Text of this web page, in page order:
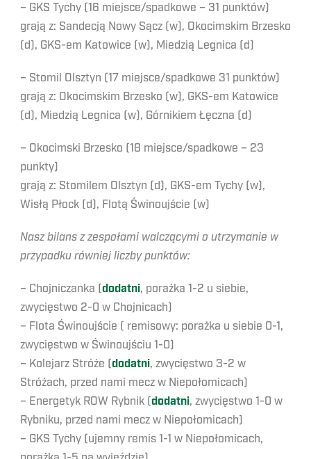
– GKS Tychy (16 miejsce/spadkowe – 31 punktów)
grają z: Sandecją Nowy Sącz (w), Okocimskim Brzesko
(d), GKS-em Katowice (w), Miedzią Legnica (d)
– Stomil Olsztyn (17 miejsce/spadkowe 31 punktów)
grają z: Okocimskim Brzesko (w), GKS-em Katowice
(d), Miedzią Legnica (w), Górnikiem Łęczna (d)
– Okocimski Brzesko (18 miejsce/spadkowe – 23
punkty)
grają z: Stomilem Olsztyn (d), GKS-em Tychy (w),
Wisłą Płock (d), Flotą Świnoujście (w)
Nasz bilans z zespołami walczącymi o utrzymanie w
przypadku równiej liczby punktów:
– Chojniczanka (dodatni, porażka 1-2 u siebie,
zwycięstwo 2-0 w Chojnicach)
– Flota Świnoujście ( remisowy: porażka u siebie 0-1,
zwycięstwo w Świnoujściu 1-0)
– Kolejarz Stróże (dodatni, zwycięstwo 3-2 w
Stróżach, przed nami mecz w Niepołomicach)
– Energetyk ROW Rybnik (dodatni, zwycięstwo 1-0 w
Rybniku, przed nami mecz w Niepołomicach)
– GKS Tychy (ujemny remis 1-1 w Niepołomicach,